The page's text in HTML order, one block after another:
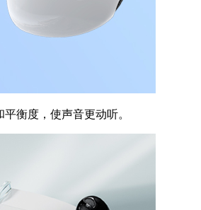
衡度，使声音更动听。